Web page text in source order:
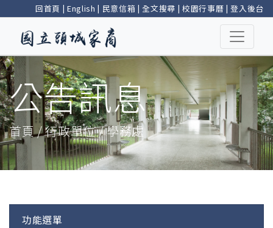
回首頁 | English | 民意信箱 |全文搜尋 | 校園行事曆 |登入後台
公告訊息
首頁 / 行政單位 / 學務處
功能選單